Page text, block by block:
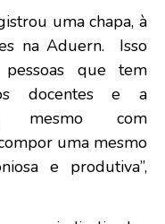
uma chapa, à
na Aduern. Isso
que tem
docentes e a
mesmo com
uma mesmo
e produtiva”,